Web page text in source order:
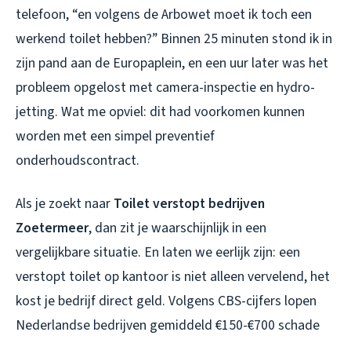
telefoon, “en volgens de Arbowet moet ik toch een
werkend toilet hebben?” Binnen 25 minuten stond ik in
zijn pand aan de Europaplein, en een uur later was het
probleem opgelost met camera-inspectie en hydro-
jetting. Wat me opviel: dit had voorkomen kunnen
worden met een simpel preventief
onderhoudscontract.
Als je zoekt naar Toilet verstopt bedrijven
Zoetermeer, dan zit je waarschijnlijk in een
vergelijkbare situatie. En laten we eerlijk zijn: een
verstopt toilet op kantoor is niet alleen vervelend, het
kost je bedrijf direct geld. Volgens CBS-cijfers lopen
Nederlandse bedrijven gemiddeld €150-€700 schade